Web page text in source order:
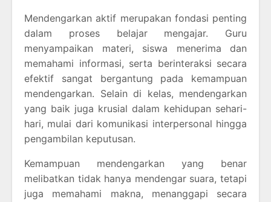
Mendengarkan aktif merupakan fondasi penting
dalam proses belajar mengajar. Guru
menyampaikan materi, siswa menerima dan
memahami informasi, serta berinteraksi secara
efektif sangat bergantung pada kemampuan
mendengarkan. Selain di kelas, mendengarkan
yang baik juga krusial dalam kehidupan sehari-
hari, mulai dari komunikasi interpersonal hingga
pengambilan keputusan.
Kemampuan mendengarkan yang benar
melibatkan tidak hanya mendengar suara, tetapi
juga memahami makna, menanggapi secara